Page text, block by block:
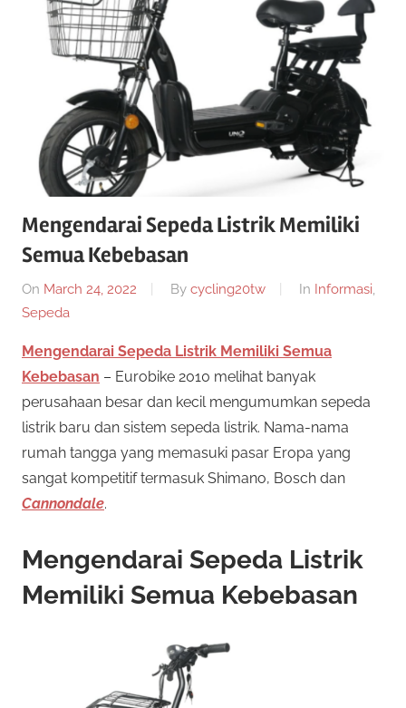
twenty20
cycling
Mengendarai Sepeda Listrik Memiliki
Semua Kebebasan
On March 24, 2022 By cycling20tw In Informasi,
Sepeda
Mengendarai Sepeda Listrik Memiliki Semua
Kebebasan – Eurobike 2010 melihat banyak
perusahaan besar dan kecil mengumumkan sepeda
listrik baru dan sistem sepeda listrik. Nama-nama
rumah tangga yang memasuki pasar Eropa yang
sangat kompetitif termasuk Shimano, Bosch dan
Cannondale.
Mengendarai Sepeda Listrik
Memiliki Semua Kebebasan